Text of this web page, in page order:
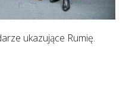
ukazujące Rumię.